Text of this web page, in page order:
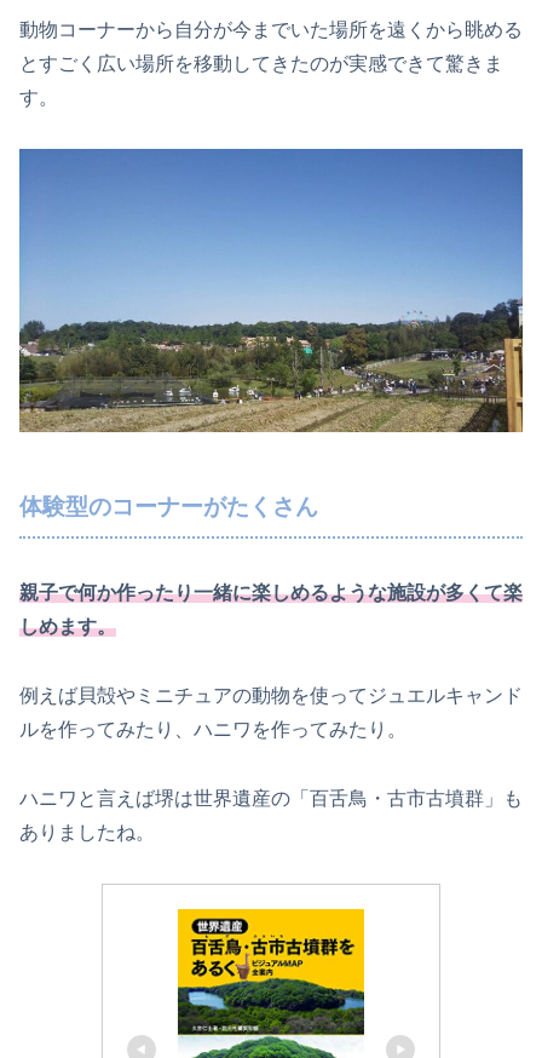
動物コーナーから自分が今までいた場所を遠くから眺める
とすごく広い場所を移動してきたのが実感できて驚きま
す。
体験型のコーナーがたくさん
親子で何か作ったり一緒に楽しめるような施設が多くて楽
しめます。
例えば貝殻やミニチュアの動物を使ってジュエルキャンド
ルを作ってみたり、ハニワを作ってみたり。
ハニワと言えば堺は世界遺産の「百舌鳥・古市古墳群」も
ありましたね。